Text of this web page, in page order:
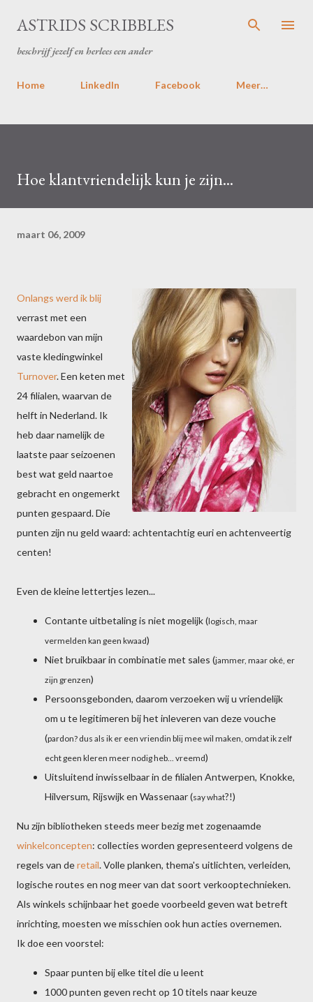
Doorgaan naar hoofdcontent
ASTRIDS SCRIBBLES
beschrijf jezelf en herlees een ander
Home LinkedIn Facebook Meer…
Hoe klantvriendelijk kun je zijn...
maart 06, 2009
Onlangs werd ik blij
verrast met een
waardebon van mijn
vaste kledingwinkel
Turnover. Een keten met
24 filialen, waarvan de
helft in Nederland. Ik
heb daar namelijk de
laatste paar seizoenen
best wat geld naartoe
gebracht en ongemerkt
punten gespaard. Die
punten zijn nu geld waard: achtentachtig euri en achtenveertig
centen!
Even de kleine lettertjes lezen...
Contante uitbetaling is niet mogelijk (logisch, maar
vermelden kan geen kwaad)
Niet bruikbaar in combinatie met sales (jammer, maar oké, er
zijn grenzen)
Persoonsgebonden, daarom verzoeken wij u vriendelijk
om u te legitimeren bij het inleveren van deze vouche
(pardon? dus als ik er een vriendin blij mee wil maken, omdat ik zelf
echt geen kleren meer nodig heb... vreemd)
Uitsluitend inwisselbaar in de filialen Antwerpen, Knokke,
Hilversum, Rijswijk en Wassenaar (say what?!)
Nu zijn bibliotheken steeds meer bezig met zogenaamde
winkelconcepten: collecties worden gepresenteerd volgens de
regels van deretail. Volle planken, thema's uitlichten, verleiden,
logische routes en nog meer van dat soort verkooptechnieken.
Als winkels schijnbaar het goede voorbeeld geven wat betreft
inrichting, moesten we misschien ook hun acties overnemen.
Ik doe een voorstel:
Spaar punten bij elke titel die u leent
1000 punten geven recht op 10 titels naar keuze